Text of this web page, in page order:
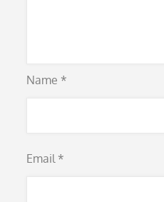
Name *
Email *